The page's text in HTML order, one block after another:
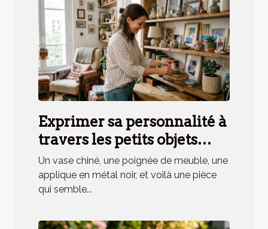
Exprimer sa personnalité à
travers les petits objets
déco, mythe ou réalité ?
Un vase chiné, une poignée de meuble, une
applique en métal noir, et voilà une pièce
qui semble...